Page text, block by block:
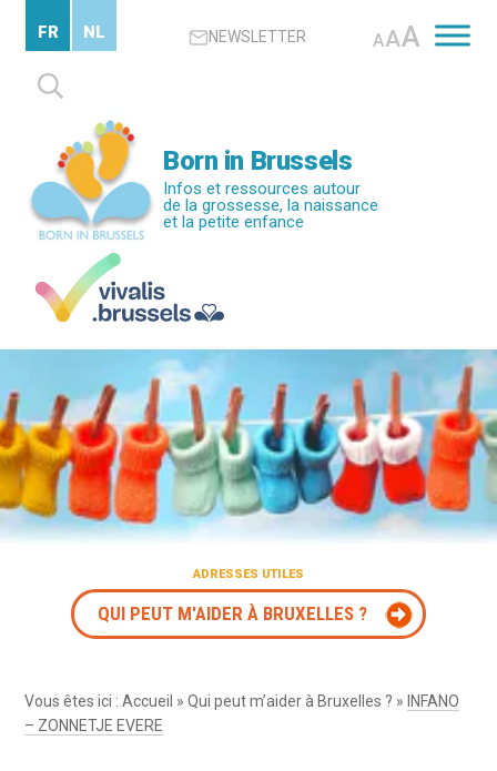
contenu
principal
NEWSLETTER AAA
Rechercher :
FR NL
Born in Brussels
Infos et ressources autour
de la grossesse, la naissance
et la petite enfance
ADRESSES UTILES
QUI PEUT M'AIDER À BRUXELLES ?
Vous êtes ici :Accueil »Qui peut m’aider à Bruxelles ? » INFANO
– ZONNETJE EVERE